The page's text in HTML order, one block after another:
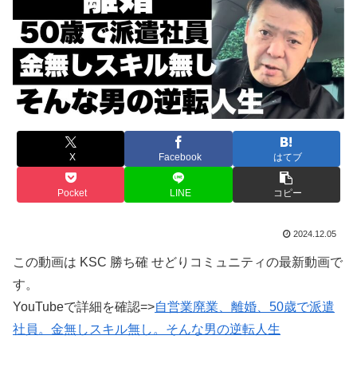
X Facebook はてブ
Pocket LINE コピー
2024.12.05
この動画は KSC 勝ち確 せどりコミュニティの最新動画で
す。
YouTubeで詳細を確認=>自営業廃業、離婚、50歳で派遣
社員。金無しスキル無し。そんな男の逆転人生